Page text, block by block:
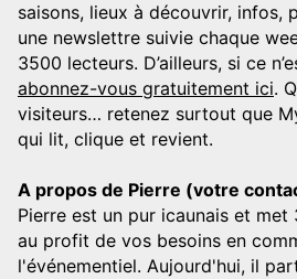
saisons, lieux à découvrir, infos,
une newslettre suivie chaque
3500 lecteurs. D’ailleurs, si ce
abonnez-vous gratuitement ici.
visiteurs… retenez surtout que
qui lit, clique et revient.
A propos de Pierre (votre
Pierre est un pur icaunais et
au profit de vos besoins en
l'événementiel. Aujourd'hui, il